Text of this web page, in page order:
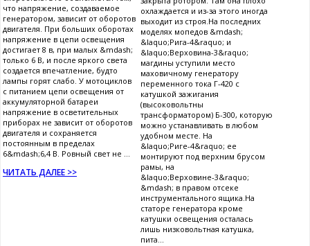
что напряжение, создаваемое
генератором, зависит от оборотов
двигателя. При больших оборотах
напряжение в цепи освещения
достигает 8 в, при малых &mdash;
только 6 В, и после яркого света
создается впечатление, будто
лампы горят слабо. У мотоциклов
с питанием цепи освещения от
аккумуляторной батареи
напряжение в осветительных
приборах не зависит от оборотов
двигателя и сохраняется
постоянным в пределах
6&mdash;6,4 В. Ровный свет не ...
ЧИТАТЬ ДАЛЕЕ >>
охлаждается и из-за этого иногда
выходит из строя.На последних
моделях мопедов &mdash;
&laquo;Рига-4&raquo; и
&laquo;Верховина-3&raquo;
магдины уступили место
маховичному генератору
переменного тока Г-420 с
катушкой зажигания
(высоковольтны
трансформатором) Б-300, которую
можно устанавливать в любом
удобном месте. На
&laquo;Риге-4&raquo; ее
монтируют под верхним брусом
рамы, на
&laquo;Верховине-3&raquo;
&mdash; в правом отсеке
инструментального ящика.На
статоре генератора кроме
катушки освещения осталась
лишь низковольтная катушка,
пита...